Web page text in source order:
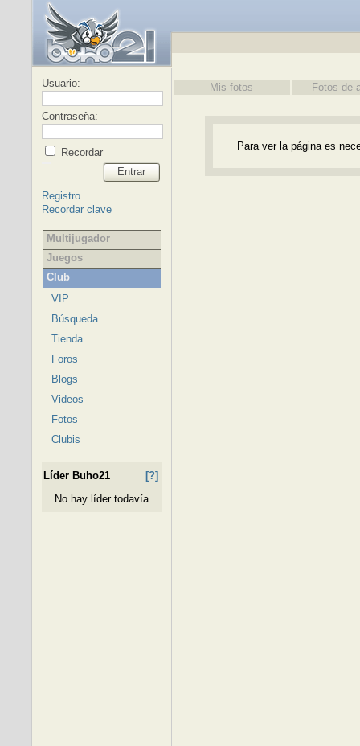
Usuario:
Contraseña:
Recordar
Entrar
Registro
Recordar clave
Multijugador
Juegos
Club
VIP
Búsqueda
Tienda
Foros
Blogs
Videos
Fotos
Clubis
Líder Buho21
[?]
No hay líder todavía
Mis fotos Fotos de
Para ver la página es